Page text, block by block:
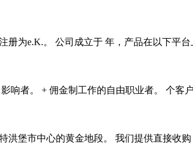
为e.K.。 公司成立于 年，产品在以下平
响者。 + 佣金制工作的自由职业者。 个客
堡市中心的黄金地段。 我们提供直接收